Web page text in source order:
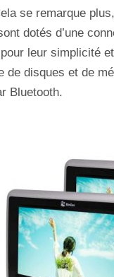
se remarque
dotés d’une
leur simplicité
disques et de
Bluetooth.